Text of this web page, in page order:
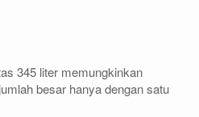
345 liter memungkinkan
besar hanya dengan satu